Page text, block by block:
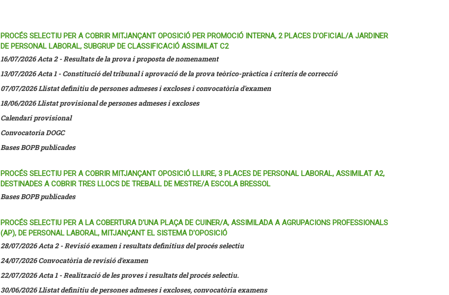
PROCÉS SELECTIU PER A COBRIR MITJANÇANT OPOSICIÓ PER PROMOCIÓ INTERNA, 2 PLACES D'OFICIAL/A JARDINER
DE PERSONAL LABORAL, SUBGRUP DE CLASSIFICACIÓ ASSIMILAT C2
16/07/2026 Acta 2 - Resultats de la prova i proposta de nomenament
13/07/2026 Acta 1 - Constitució del tribunal i aprovació de la prova teòrico-pràctica i criteris de correcció
07/07/2026Llistat definitiu de persones admeses i excloses i convocatòria d'examen
18/06/2026Llistat provisional de persones admeses i excloses
Calendari provisional
Convocatoria DOGC
Bases BOPB publicades
PROCÉS SELECTIU PER A COBRIR MITJANÇANT OPOSICIÓ LLIURE, 3 PLACES DE PERSONAL LABORAL, ASSIMILAT A2,
DESTINADES A COBRIR TRES LLOCS DE TREBALL DE MESTRE/A ESCOLA BRESSOL
Bases BOPB publicades
PROCÉS SELECTIU PER A LA COBERTURA D'UNA PLAÇA DE CUINER/A, ASSIMILADA A AGRUPACIONS PROFESSIONALS
(AP), DE PERSONAL LABORAL, MITJANÇANT EL SISTEMA D'OPOSICIÓ
28/07/2026 Acta 2 - Revisió examen i resultats definitius del procés selectiu
24/07/2026 Convocatòria de revisió d'examen
22/07/2026 Acta 1 - Realització de les proves i resultats del procés selectiu.
30/06/2026 Llistat definitiu de persones admeses i excloses, convocatòria examens